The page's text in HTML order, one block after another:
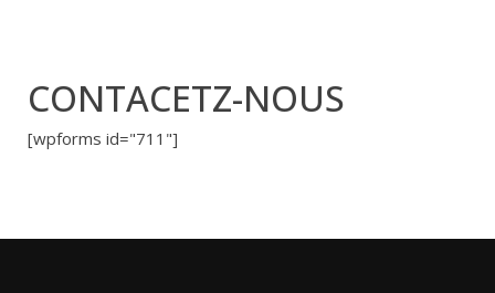
CONTACETZ-NOUS
[wpforms id="711"]